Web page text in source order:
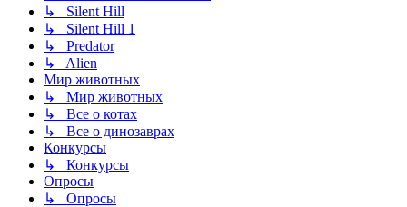
↳ Silent Hill
↳ Silent Hill 1
↳ Predator
↳ Alien
Мир животных
↳ Мир животных
↳ Все о котах
↳ Все о динозаврах
Конкурсы
↳ Конкурсы
Опросы
↳ Опросы